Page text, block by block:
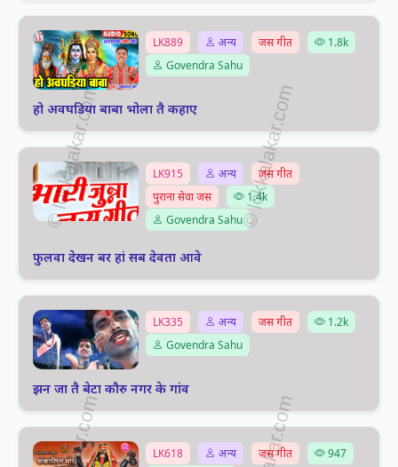
LK889 अन्य जस गीत
1.8k
Govendra Sahu
हो अवघडिया बाबा भोला तै कहाए
LK915 अन्य
जस गीत
पुराना सेवा जस
1.4k
Govendra Sahu
फुलवा देखन बर हां सब देवता आवे
LK335 अन्य जस गीत
1.2k
Govendra Sahu
झन जा तै बेटा कौरु नगर के गांव
LK618 अन्य जस गीत
947